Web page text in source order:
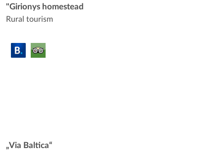
"Girionys homestead
Rural tourism
„Via Baltica“